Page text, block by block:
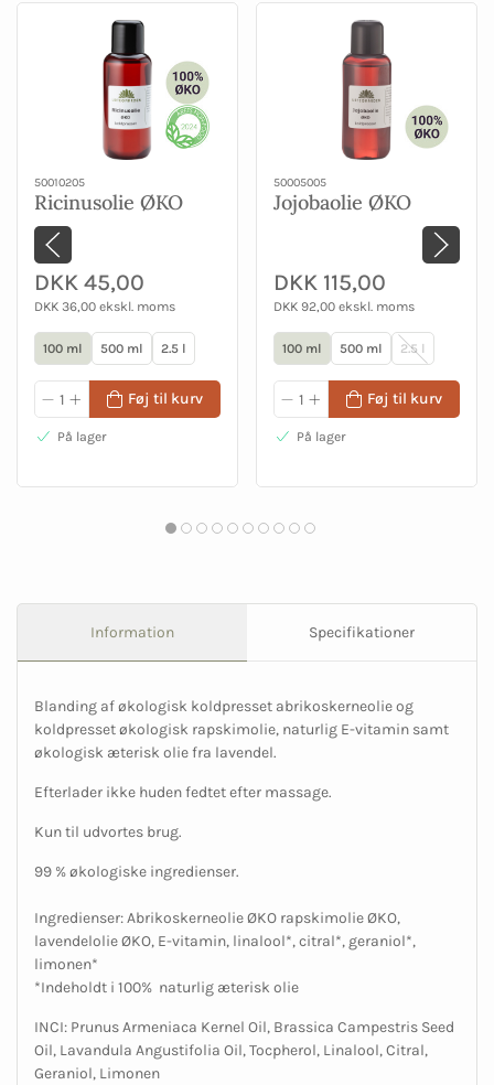
50010205
Ricinusolie ØKO
DKK 45,00
DKK 36,00 ekskl. moms
100 ml 500 ml 2.5 l
Føj til kurv
På lager
50005005
Jojobaolie ØKO
DKK 115,00
DKK 92,00 ekskl. moms
100 ml 500 ml 2.5 l
Føj til kurv
På lager
Information Specifikationer
Blanding af økologisk koldpresset abrikoskerneolie og
koldpresset økologisk rapskimolie, naturlig E-vitamin samt
økologisk æterisk olie fra lavendel.
Efterlader ikke huden fedtet efter massage.
Kun til udvortes brug.
99 % økologiske ingredienser.
Ingredienser: Abrikoskerneolie ØKO rapskimolie ØKO,
lavendelolie ØKO, E-vitamin, linalool*, citral*, geraniol*,
limonen*
*Indeholdt i 100% naturlig æterisk olie
INCI: Prunus Armeniaca Kernel Oil, Brassica Campestris Seed
Oil, Lavandula Angustifolia Oil, Tocpherol, Linalool, Citral,
Geraniol, Limonen